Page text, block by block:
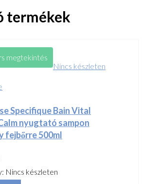
termékek
megtekintés
Nincs készleten
Specifique Bain Vital
nyugtató sampon
fejbőrre 500ml
Nincs készleten